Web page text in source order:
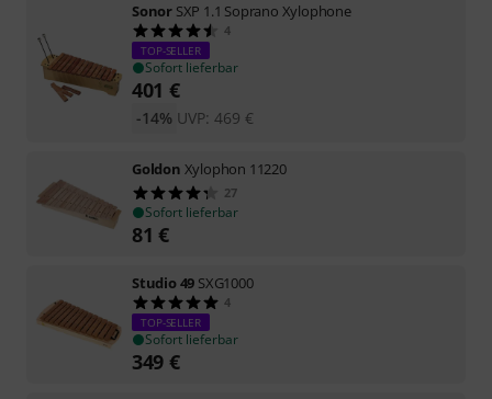
Sonor SXP 1.1 Soprano Xylophone
4
TOP-SELLER
Sofort lieferbar
401 €
UVP: 469 €
-14%
Goldon Xylophon 11220
27
Sofort lieferbar
81 €
Studio 49 SXG1000
4
TOP-SELLER
Sofort lieferbar
349 €